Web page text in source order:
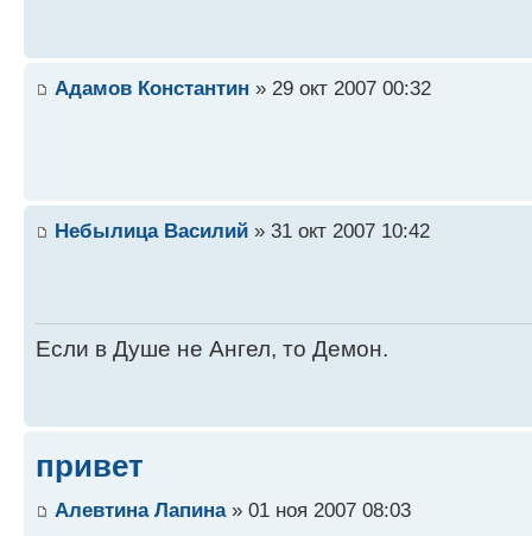
Адамов Константин » 29 окт 2007 00:32
Небылица Василий » 31 окт 2007 10:42
Если в Душе не Ангел, то Демон.
привет
Алевтина Лапина» 01 ноя 2007 08:03